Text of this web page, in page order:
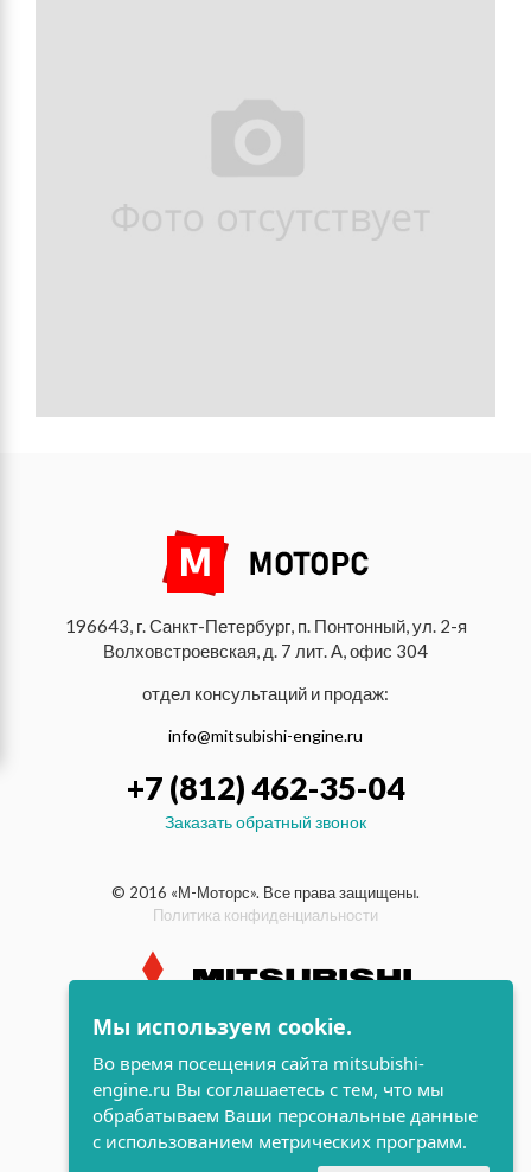
196643, г. Санкт-Петербург, п. Понтонный, ул. 2-я
Волховстроевская, д. 7 лит. А, офис 304
отдел консультаций и продаж:
info@mitsubishi-engine.ru
+7 (812) 462-35-04
Заказать обратный звонок
© 2016 «М-Моторс». Все права защищены.
Политика конфиденциальности
индустриальные и морские
дизельные двигатели Mitsubishi
разработка сайта
Мы используем cookie.
Во время посещения сайта mitsubishi-
engine.ru Вы соглашаетесь с тем, что мы
обрабатываем Ваши персональные данные
с использованием метрических программ.